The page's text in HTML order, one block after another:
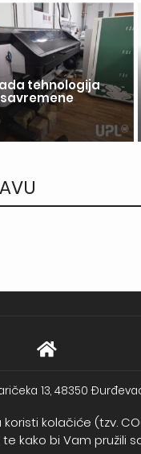
tehnologija
13, 48350
Print i dizajn d.o.o.
15a, 48361
kolačiće (tzv.
kako bi Vam pružili